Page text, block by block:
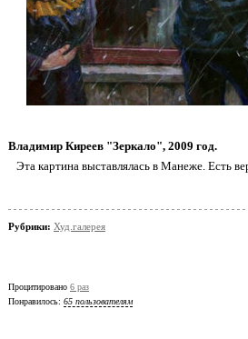
Владимир Киреев "Зеркало", 2009 год.
Эта картина выставлялась в Манеже. Есть
Рубрики: Худ.галерея
Процитировано 6 раз
Понравилось: 65 пользователям